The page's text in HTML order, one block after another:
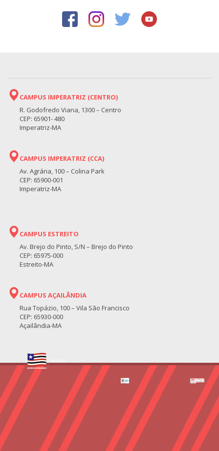
CAMPUS IMPERATRIZ (CENTRO)
R. Godofredo Viana, 1300 – Centro
CEP: 65901- 480
Imperatriz-MA
CAMPUS IMPERATRIZ (CCA)
Av. Agrária, 100 – Colina Park
CEP: 65900-001
Imperatriz-MA
CAMPUS ESTREITO
Av. Brejo do Pinto, S/N – Brejo do Pinto
CEP: 65975-000
Estreito-MA
CAMPUS AÇAILÂNDIA
Rua Topázio, 100 – Vila São Francisco
CEP: 65930-000
Açailândia-MA